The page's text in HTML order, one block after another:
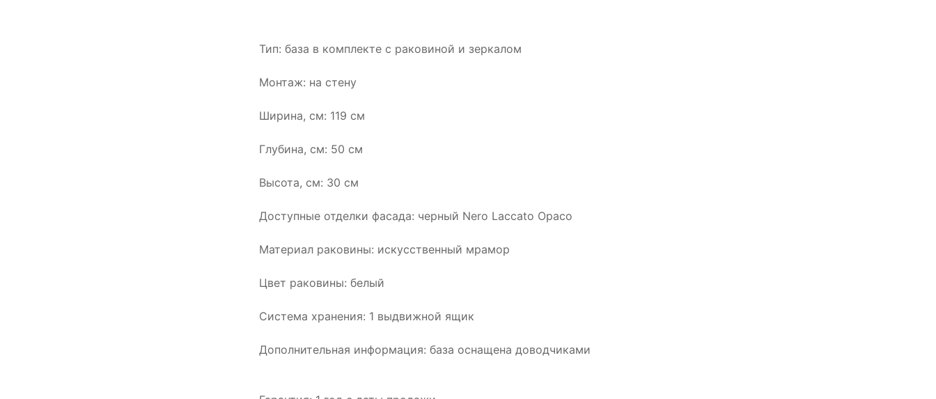
Тип: база в комплекте с раковиной и зеркалом
Монтаж: на стену
Ширина, см: 119 см
Глубина, см: 50 см
Высота, см: 30 см
Доступные отделки фасада: черный Nero Laccato Opaco
Материал раковины: искусственный мрамор
Цвет раковины: белый
Система хранения: 1 выдвижной ящик
Дополнительная информация: база оснащена доводчиками